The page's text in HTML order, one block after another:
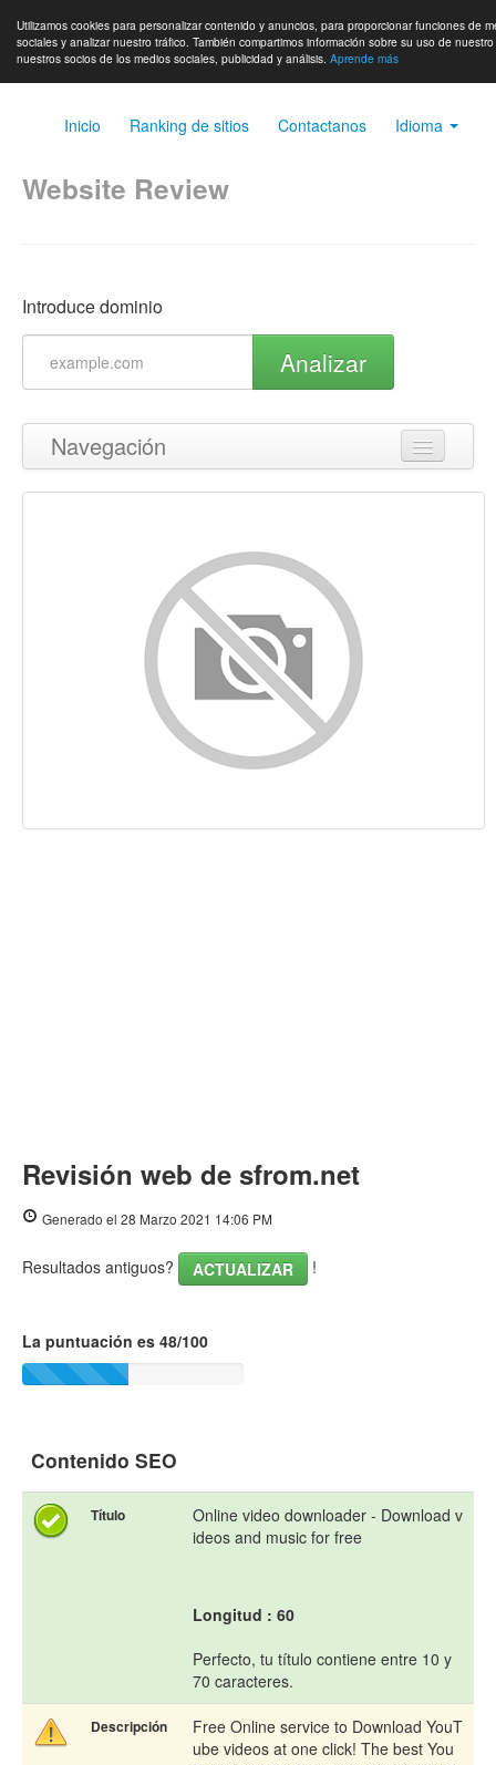
Utilizamos cookies para personalizar contenido y anuncios, para proporcionar funciones de
sociales y analizar nuestro tráfico. También compartimos información sobre su uso de
nuestros socios de los medios sociales, publicidad y análisis. Aprende más
Inicio Ranking de sitios Contactanos Idioma
Website Review
Introduce dominio
Analizar
Navegación
Volver arriba
Palabras Claves (Keywords)
Usabilidad
Documento
Revisión web de sfrom.net
Generado el 28 Marzo 2021 14:06 PM
Resultados antiguos? ACTUALIZAR !
La puntuación es 48/100
Contenido SEO
Título
Online video downloader - Download v
ideos and music for free
Longitud : 60
Perfecto, tu título contiene entre 10 y
70 caracteres.
Descripción
Free Online service to Download YouT
ube videos at one click! The best You